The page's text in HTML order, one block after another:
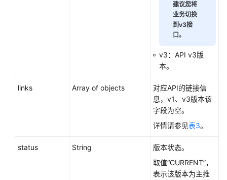
文
指
建议您将
业务切换
到v3接
口。
v3：API v3版
本。
links Array of objects
对应API的链接信
息，v1、v3版本该
字段为空。
详情请参见表3。
status String
版本状态。
取值“CURRENT”，
表示该版本为主推